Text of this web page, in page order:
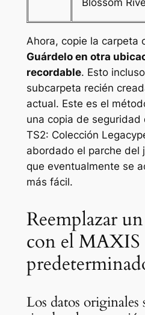
Ahora, copie la carpeta
Guárdelo en otra
recordable. Esto
subcarpeta recién
actual. Este es el
una copia de seguridad
TS2: Colección Legacy
abordado el parche del
que eventualmente se
más fácil.
Reemplazar
con el MAXIS
Los datos originales